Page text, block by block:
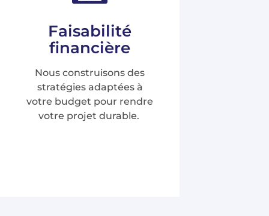
Faisabilité
financière
Nous construisons des
stratégies adaptées à
votre budget pour rendre
votre projet durable.